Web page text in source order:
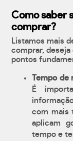
Como saber
comprar?
Listamos mais
comprar,
pontos
Tempo de
É
com mais
aplicam
tempo e